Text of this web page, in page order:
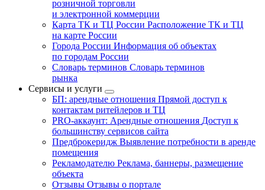
розничной торговли
и электронной коммерции
Карта ТК и ТЦ России Расположение ТК и ТЦ
на карте России
Города России Информация об объектах
по городам России
Словарь терминов Словарь терминов
рынка
Сервисы и услуги
БП: арендные отношения Прямой доступ к
контактам ритейлеров и ТЦ
PRO-аккаунт: Арендные отношения Доступ к
большинству сервисов сайта
Предброкеридж Выявление потребности в аренде
помещения
Рекламодателю Реклама, баннеры, размещение
объекта
Отзывы Отзывы о портале